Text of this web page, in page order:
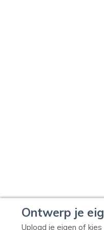
Ontwerp je
Upload je eigen of